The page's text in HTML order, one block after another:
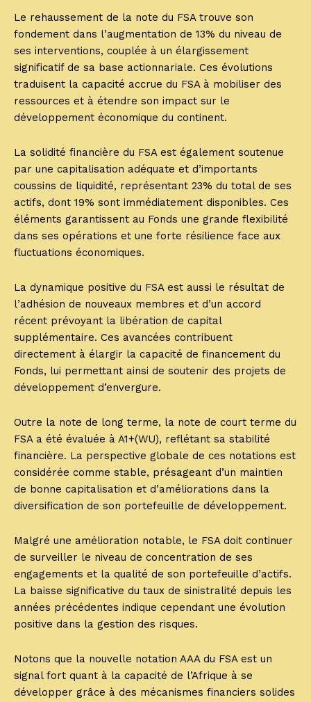
Le rehaussement de la note du FSA trouve son
fondement dans l’augmentation de 13% du niveau de
ses interventions, couplée à un élargissement
significatif de sa base actionnariale. Ces évolutions
traduisent la capacité accrue du FSA à mobiliser des
ressources et à étendre son impact sur le
développement économique du continent.
La solidité financière du FSA est également soutenue
par une capitalisation adéquate et d’importants
coussins de liquidité, représentant 23% du total de ses
actifs, dont 19% sont immédiatement disponibles. Ces
éléments garantissent au Fonds une grande flexibilité
dans ses opérations et une forte résilience face aux
fluctuations économiques.
La dynamique positive du FSA est aussi le résultat de
l’adhésion de nouveaux membres et d’un accord
récent prévoyant la libération de capital
supplémentaire. Ces avancées contribuent
directement à élargir la capacité de financement du
Fonds, lui permettant ainsi de soutenir des projets de
développement d’envergure.
Outre la note de long terme, la note de court terme du
FSA a été évaluée à A1+(WU), reflétant sa stabilité
financière. La perspective globale de ces notations est
considérée comme stable, présageant d’un maintien
de bonne capitalisation et d’améliorations dans la
diversification de son portefeuille de développement.
Malgré une amélioration notable, le FSA doit continuer
de surveiller le niveau de concentration de ses
engagements et la qualité de son portefeuille d’actifs.
La baisse significative du taux de sinistralité depuis les
années précédentes indique cependant une évolution
positive dans la gestion des risques.
Notons que la nouvelle notation AAA du FSA est un
signal fort quant à la capacité de l’Afrique à se
développer grâce à des mécanismes financiers solides